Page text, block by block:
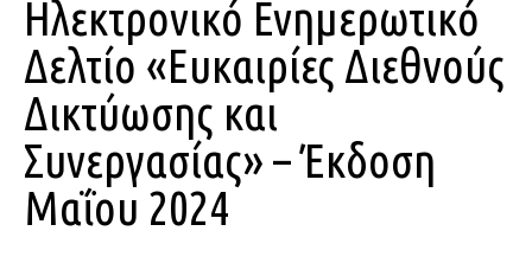
Ηλεκτρονικό Ενημερωτικό
Δελτίο «Ευκαιρίες Διεθνούς
Δικτύωσης και
Συνεργασίας» – Έκδοση
Μαΐου 2024